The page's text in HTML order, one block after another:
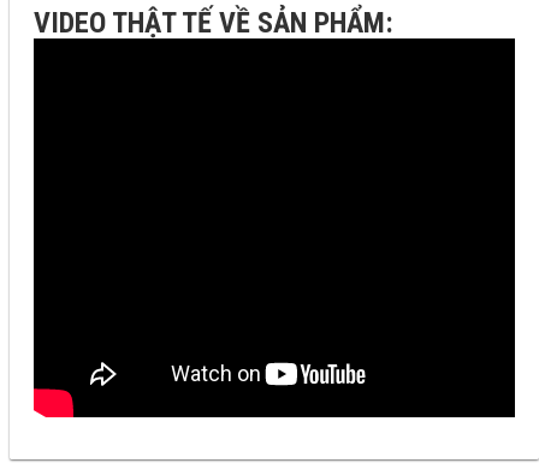
VIDEO THẬT TẾ VỀ SẢN PHẨM: